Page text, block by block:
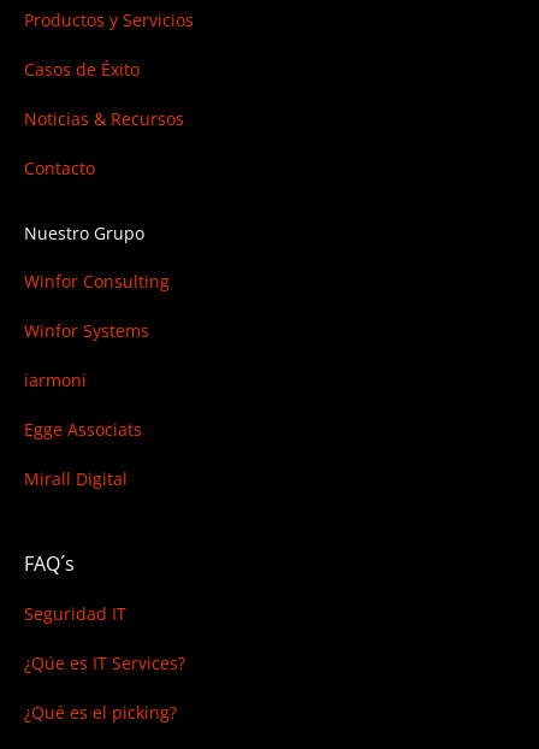
Productos y Servicios
Casos de Éxito
Noticias & Recursos
Contacto
Nuestro Grupo
Winfor Consulting
Winfor Systems
iarmoni
Egge Associats
Mirall Digital
FAQ´s
Seguridad IT
¿Qúe es IT Services?
¿Qué es el picking?